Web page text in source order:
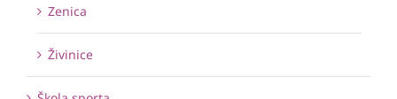
Zenica
Živinice